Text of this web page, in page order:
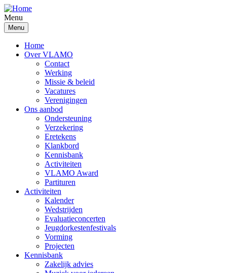
Overslaan
en
naar
de
inhoud
gaan
Menu
Menu
Home
Over VLAMO
Contact
Werking
Missie & beleid
Vacatures
Verenigingen
Ons aanbod
Ondersteuning
Verzekering
Eretekens
Klankbord
Kennisbank
Activiteiten
VLAMO Award
Partituren
Activiteiten
Kalender
Wedstrijden
Evaluatieconcerten
Jeugdorkestenfestivals
Vorming
Projecten
Kennisbank
Zakelijk advies